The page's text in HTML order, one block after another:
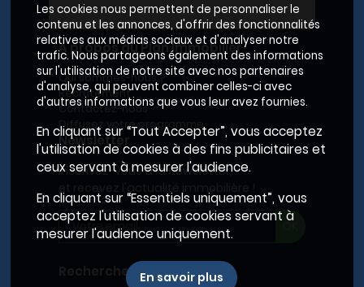
A propos du Plan Immobilier
Qui sommes-nous ?
Recrutement
Contactez-nous
Diffusez votre programme
Newsletter
Inscrivez-vous à la newsletter,
Recherches fréquentes
Les cookies nous permettent de personnaliser le
contenu et les annonces, d'offrir des fonctionnalités
relatives aux médias sociaux et d'analyser notre
trafic. Nous partageons également des informations
sur l'utilisation de notre site avec nos partenaires
d'analyse, qui peuvent combiner celles-ci avec
d'autres informations que vous leur avez fournies.
En cliquant sur “Tout Accepter”, vous acceptez
l'utilisation de cookies à des fins publicitaires et
ceux servant à mesurer l'audience.
En cliquant sur “Essentiels uniquement”, vous
acceptez l'utilisation de cookies servant à
mesurer l'audience uniquement.
En savoir plus